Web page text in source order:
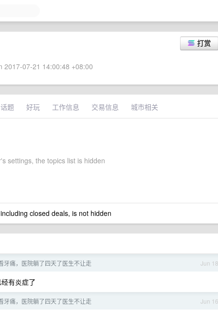
打赏
2017-07-21 14:00:48 +08:00
题 好玩 工作信息 交易信息 城市相关
settings, the topics list is hidden
closed deals, is not hidden
Jun 18
牙痛，医院躺了四天了医生不让走
有炎症了
Jun 16
牙痛，医院躺了四天了医生不让走